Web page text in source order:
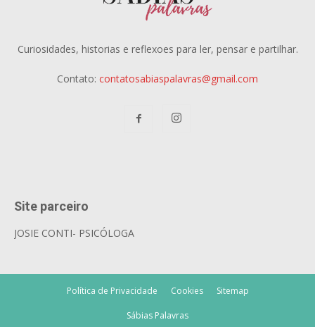
Curiosidades, historias e reflexoes para ler, pensar e partilhar.
Contato: contatosabiaspalavras@gmail.com
Site parceiro
JOSIE CONTI- PSICÓLOGA
Política de Privacidade Cookies Sitemap
Sábias Palavras